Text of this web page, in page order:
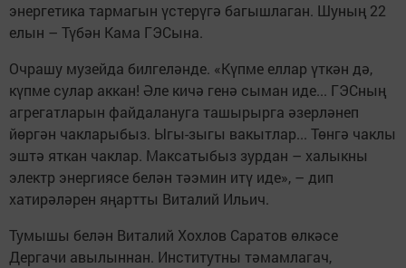
энергетика тармагын үстерүгә багышлаган. Шуның 22
елын – Түбән Кама ГЭСына.
Очрашу музейда билгеләнде. «Күпме еллар үткән дә,
күпме сулар аккан! Әле кичә генә сыман иде... ГЭСның
агрегатларын файдалануга ташырырга әзерләнеп
йөргән чакларыбыз. Ыгы-зыгы вакытлар... Төнгә чаклы
эштә яткан чаклар. Максатыбыз зурдан – халыкны
электр энергиясе белән тәэмин итү иде», – дип
хатирәләрен яңартты Виталий Ильич.
Тумышы белән Виталий Хохлов Саратов өлкәсе
Дергачи авылыннан. Институтны тәмамлагач,